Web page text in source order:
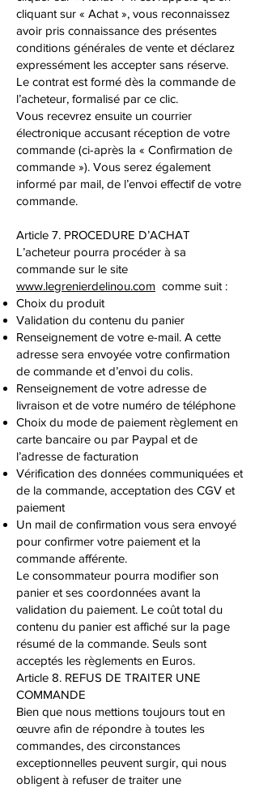
cliquant sur « Achat », vous reconnaissez
avoir pris connaissance des présentes
conditions générales de vente et déclarez
expressément les accepter sans réserve.
Le contrat est formé dès la commande de
l’acheteur, formalisé par ce clic.
Vous recevrez ensuite un courrier
électronique accusant réception de votre
commande (ci-après la « Confirmation de
commande »). Vous serez également
informé par mail, de l’envoi effectif de votre
commande.
Article 7. PROCEDURE D’ACHAT
L’acheteur pourra procéder à sa
commande sur le site
www.legrenierdelinou.com comme suit :
Choix du produit
Validation du contenu du panier
Renseignement de votre e-mail. A cette
adresse sera envoyée votre confirmation
de commande et d’envoi du colis.
Renseignement de votre adresse de
livraison et de votre numéro de téléphone
Choix du mode de paiement règlement en
carte bancaire ou par Paypal et de
l’adresse de facturation
Vérification des données communiquées et
de la commande, acceptation des CGV et
paiement
Un mail de confirmation vous sera envoyé
pour confirmer votre paiement et la
commande afférente.
Le consommateur pourra modifier son
panier et ses coordonnées avant la
validation du paiement. Le coût total du
contenu du panier est affiché sur la page
résumé de la commande. Seuls sont
acceptés les règlements en Euros.
Article 8. REFUS DE TRAITER UNE
COMMANDE
Bien que nous mettions toujours tout en
œuvre afin de répondre à toutes les
commandes, des circonstances
exceptionnelles peuvent surgir, qui nous
obligent à refuser de traiter une